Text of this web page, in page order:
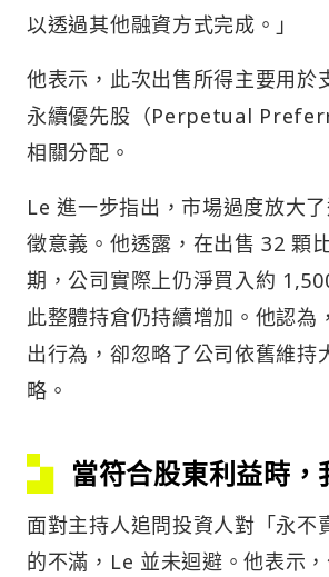
以透過其他融資方式完成。」
他表示，此次出售所得主要用於
永續優先股（Perpetual
相關分配。
Le 進一步指出，市場過度放大
徵意義。他透露，在出售 32 顆
期，公司實際上仍淨買入約
此整體持倉仍持續增加。他認為
出行為，卻忽略了公司依舊維持
略。
當符合股東利益時，
面對主持人追問投資人對「永不
的不滿，Le 並未迴避。他表示